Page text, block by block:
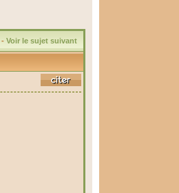
- Voir le sujet suivant